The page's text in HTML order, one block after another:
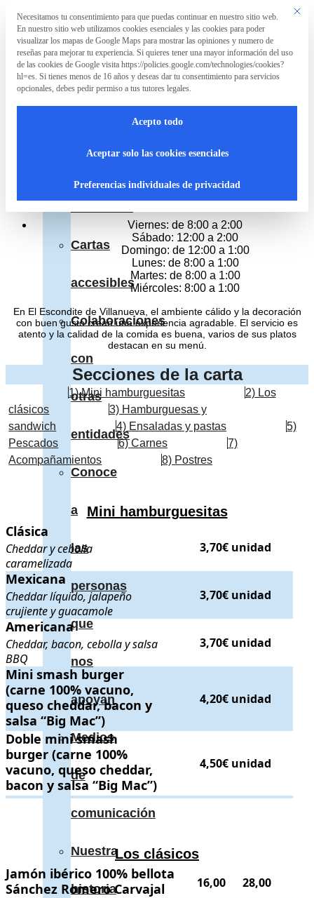
Saltar al contenido principal Saltar al pie de página
La
Asociación
La
Cartas
accesibles
Colaboraciones
con
otras
entidades
Conoce
a
las
personas
que
nos
apoyan
Medios
de
comunicación
Nuestra
historia
El Escondite de Villanueva
Restaurante mediterráneo
Calle de Villanueva, 26, Madrid
Teléfono 914 313 349
Abierto
Horario del resto de dias
Viernes: de 8:00 a 2:00
Sábado: 12:00 a 2:00
Domingo: de 12:00 a 1:00
Lunes: de 8:00 a 1:00
Martes: de 8:00 a 1:00
Miércoles: 8:00 a 1:00
En El Escondite de Villanueva, el ambiente cálido y la decoración
con buen gusto crean una experiencia agradable. El servicio es
atento y la calidad de la comida es buena, varios de sus platos
destacan en su menú.
Secciones de la carta
1) Mini hamburguesitas
2) Los
clásicos
3) Hamburguesas y
sandwich
4) Ensaladas y pastas
5)
Pescados
6) Carnes
7)
Acompañamientos
8) Postres
Mini hamburguesitas
Clásica . Cheddar y cebolla caramelizada
Clásica
Cheddar y cebolla
caramelizada
3,70€ unidad
Mexicana . Cheddar líquido, jalapeño crujiente y guacamole
Mexicana
Cheddar líquido, jalapeño
crujiente y guacamole
3,70€ unidad
Americana . Cheddar, bacon, cebolla y salsa BBQ
Americana
Cheddar, bacon, cebolla y salsa
BBQ
3,70€ unidad
Mini smash burger (carne 100% vacuno, queso cheddar, bacon
Mini smash burger
(carne 100% vacuno,
queso cheddar, bacon y
salsa “Big Mac”)
4,20€ unidad
Doble mini smash burger (carne 100% vacuno, queso cheddar,
Doble mini smash
burger (carne 100%
vacuno, queso cheddar,
bacon y salsa “Big Mac”)
4,50€ unidad
..
Los clásicos
Jamón ibérico 100% bellota Sánchez Romero Carvajal
Jamón ibérico 100% bellota
Sánchez Romero Carvajal
16,00 28,00
Este
Preferencia de privacidad
Necesitamos tu consentimiento para que puedas continuar en nuestro sitio web.
En nuestro sitio web utilizamos cookies esenciales y las cookies para poder
visualizar los mapas de Google Maps para mostrar las opiniones y numero de
reseñas para mejorar tu experiencia. Si quieres tener una mayor información del uso
de las cookies de Google visita https://policies.google.com/technologies/cookies?
hl=es. Si tienes menos de 16 años y deseas dar tu consentimiento para servicios
opcionales, debes pedir permiso a tus tutores legales.
Acepto todo
Aceptar solo las cookies esenciales
Preferencias individuales de privacidad